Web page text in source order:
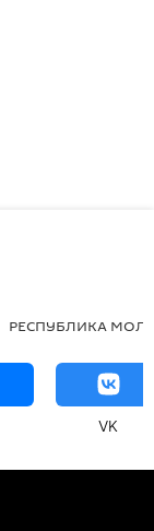
РЕСПУБЛИКА
VK